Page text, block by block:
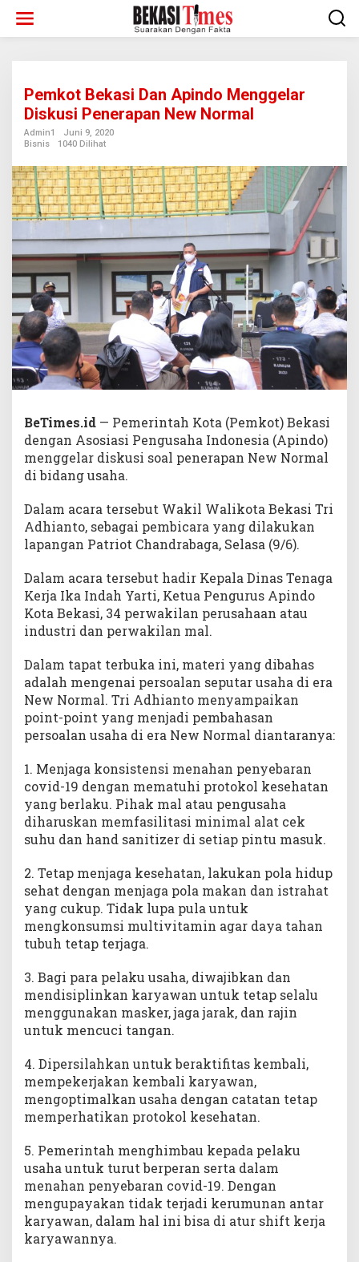
konten
Pemkot Bekasi Dan Apindo Menggelar
Diskusi Penerapan New Normal
Admin1
Juni 9, 2020
Bisnis
1040 Dilihat
BeTimes.id — Pemerintah Kota (Pemkot) Bekasi
dengan Asosiasi Pengusaha Indonesia (Apindo)
menggelar diskusi soal penerapan New Normal
di bidang usaha.
Dalam acara tersebut Wakil Walikota Bekasi Tri
Adhianto, sebagai pembicara yang dilakukan
lapangan Patriot Chandrabaga, Selasa (9/6).
Dalam acara tersebut hadir Kepala Dinas Tenaga
Kerja Ika Indah Yarti, Ketua Pengurus Apindo
Kota Bekasi, 34 perwakilan perusahaan atau
industri dan perwakilan mal.
Dalam tapat terbuka ini, materi yang dibahas
adalah mengenai persoalan seputar usaha di era
New Normal. Tri Adhianto menyampaikan
point-point yang menjadi pembahasan
persoalan usaha di era New Normal diantaranya:
1. Menjaga konsistensi menahan penyebaran
covid-19 dengan mematuhi protokol kesehatan
yang berlaku. Pihak mal atau pengusaha
diharuskan memfasilitasi minimal alat cek
suhu dan hand sanitizer di setiap pintu masuk.
2. Tetap menjaga kesehatan, lakukan pola hidup
sehat dengan menjaga pola makan dan istrahat
yang cukup. Tidak lupa pula untuk
mengkonsumsi multivitamin agar daya tahan
tubuh tetap terjaga.
3. Bagi para pelaku usaha, diwajibkan dan
mendisiplinkan karyawan untuk tetap selalu
menggunakan masker, jaga jarak, dan rajin
untuk mencuci tangan.
4. Dipersilahkan untuk beraktifitas kembali,
mempekerjakan kembali karyawan,
mengoptimalkan usaha dengan catatan tetap
memperhatikan protokol kesehatan.
5. Pemerintah menghimbau kepada pelaku
usaha untuk turut berperan serta dalam
menahan penyebaran covid-19. Dengan
mengupayakan tidak terjadi kerumunan antar
karyawan, dalam hal ini bisa di atur shift kerja
karyawannya.